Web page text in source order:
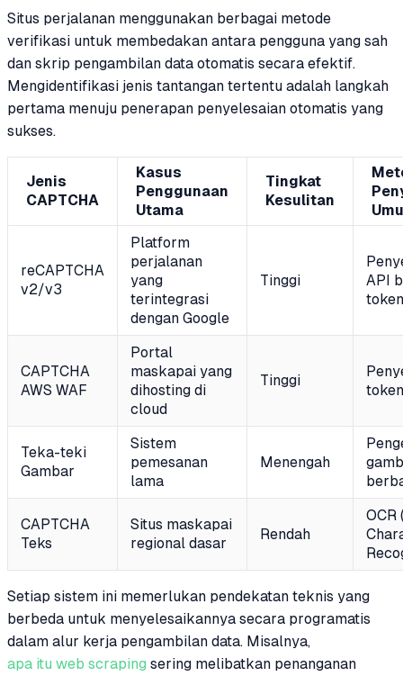
Situs perjalanan menggunakan berbagai metode
verifikasi untuk membedakan antara pengguna yang sah
dan skrip pengambilan data otomatis secara efektif.
Mengidentifikasi jenis tantangan tertentu adalah langkah
pertama menuju penerapan penyelesaian otomatis yang
sukses.
Jenis
CAPTCHA
Kasus
Penggunaan
Utama
Tingkat
Kesulitan
reCAPTCHA
v2/v3
Platform
perjalanan
yang
terintegrasi
dengan Google
Tinggi
API
token
CAPTCHA
AWS WAF
Portal
maskapai yang
dihosting di
cloud
Tinggi
Teka-teki
Gambar
Sistem
pemesanan
lama
Menengah
CAPTCHA
Teks
Situs maskapai
regional dasar
Rendah
OCR
Setiap sistem ini memerlukan pendekatan teknis yang
berbeda untuk menyelesaikannya secara programatis
dalam alur kerja pengambilan data. Misalnya,
apa itu web scraping sering melibatkan penanganan